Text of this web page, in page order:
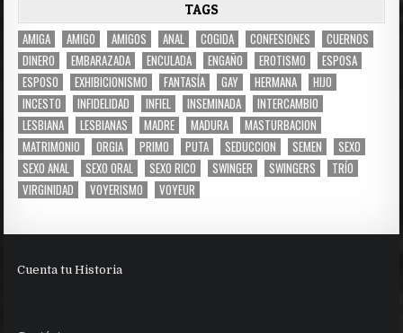
TAGS
AMIGA AMIGO AMIGOS ANAL COGIDA CONFESIONES
CUERNOS
DINERO
EMBARAZADA ENCULADA ENGAÑO EROTISMO
ESPOSA
ESPOSO
EXHIBICIONISMO FANTASÍA GAY HERMANA
HIJO
INCESTO
INFIDELIDAD INFIEL INSEMINADA
INTERCAMBIO
LESBIANA
LESBIANAS MADRE MADURA
MASTURBACION
MATRIMONIO
ORGIA PRIMO PUTA SEDUCCION SEMEN
SEXO
SEXO ANAL
SEXO ORAL SEXO RICO SWINGER SWINGERS
TRÍO
VIRGINIDAD
VOYERISMO VOYEUR
Cuenta tu Historia